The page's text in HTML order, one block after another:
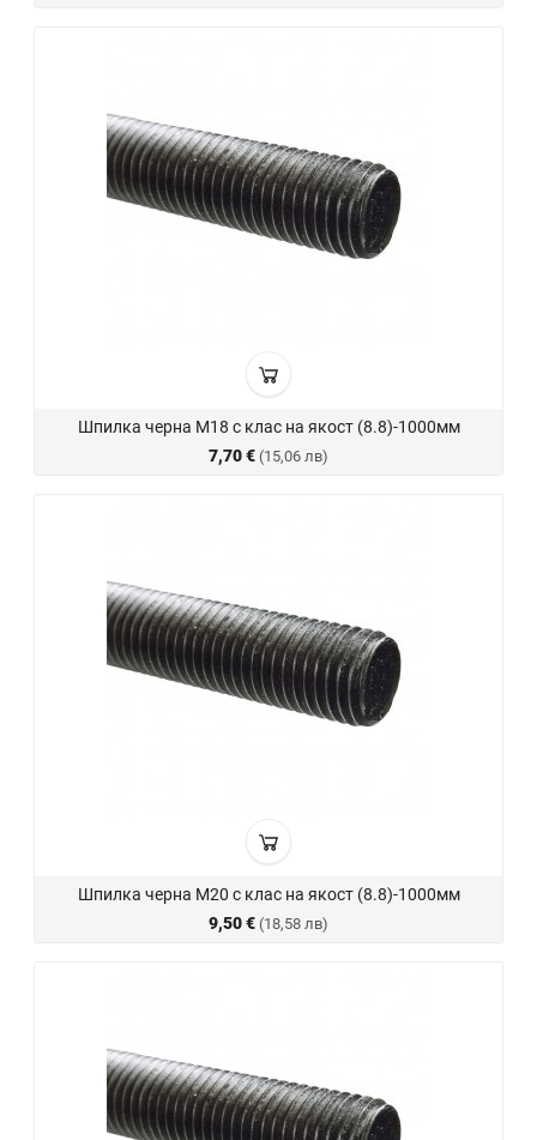
Шпилка черна М18 с клас на якост (8.8)-1000мм
7,70 € (15,06 лв)
Шпилка черна М20 с клас на якост (8.8)-1000мм
9,50 € (18,58 лв)